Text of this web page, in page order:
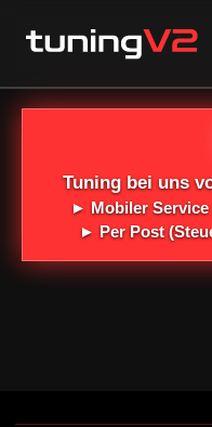
Tuning bei uns
► Mobiler Service
►Per Post